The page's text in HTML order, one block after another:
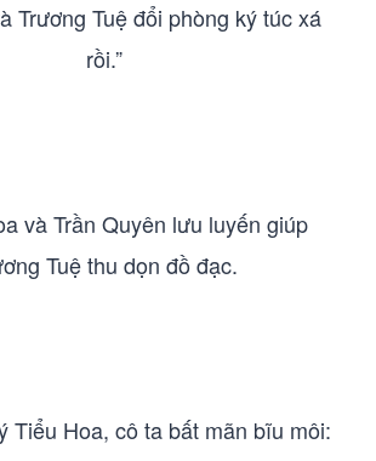
Trương Tuệ đổi phòng ký túc xá
rồi.”
và Trần Quyên lưu luyến giúp
Tuệ thu dọn đồ đạc.
Tiểu Hoa, cô ta bất mãn bĩu môi: